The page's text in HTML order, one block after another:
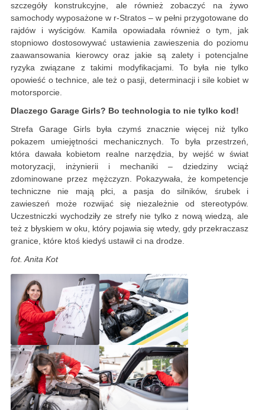
szczegóły konstrukcyjne, ale również zobaczyć na żywo
samochody wyposażone w r-Stratos – w pełni przygotowane do
rajdów i wyścigów. Kamila opowiadała również o tym, jak
stopniowo dostosowywać ustawienia zawieszenia do poziomu
zaawansowania kierowcy oraz jakie są zalety i potencjalne
ryzyka związane z takimi modyfikacjami. To była nie tylko
opowieść o technice, ale też o pasji, determinacji i sile kobiet w
motorsporcie.
Dlaczego Garage Girls? Bo technologia to nie tylko kod!
Strefa Garage Girls była czymś znacznie więcej niż tylko
pokazem umiejętności mechanicznych. To była przestrzeń,
która dawała kobietom realne narzędzia, by wejść w świat
motoryzacji, inżynierii i mechaniki – dziedziny wciąż
zdominowane przez mężczyzn. Pokazywała, że kompetencje
techniczne nie mają płci, a pasja do silników, śrubek i
zawieszeń może rozwijać się niezależnie od stereotypów.
Uczestniczki wychodziły ze strefy nie tylko z nową wiedzą, ale
też z błyskiem w oku, który pojawia się wtedy, gdy przekraczasz
granice, które ktoś kiedyś ustawił ci na drodze.
fot. Anita Kot